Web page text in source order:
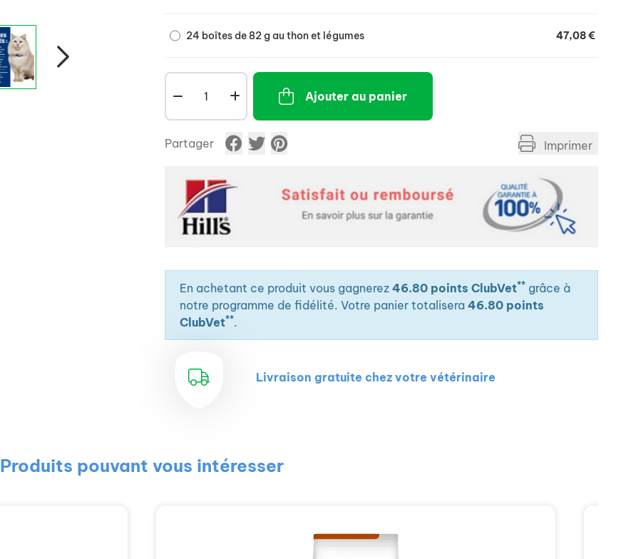
24 boîtes de 82 g au thon et légumes 47,08 €
Ajouter au panier
Partager Imprimer
En achetant ce produit vous gagnerez 46.80 points ClubVet** grâce à
notre programme de fidélité. Votre panier totalisera 46.80 points
ClubVet**.
Livraison gratuite chez votre vétérinaire
Produits pouvant vous intéresser